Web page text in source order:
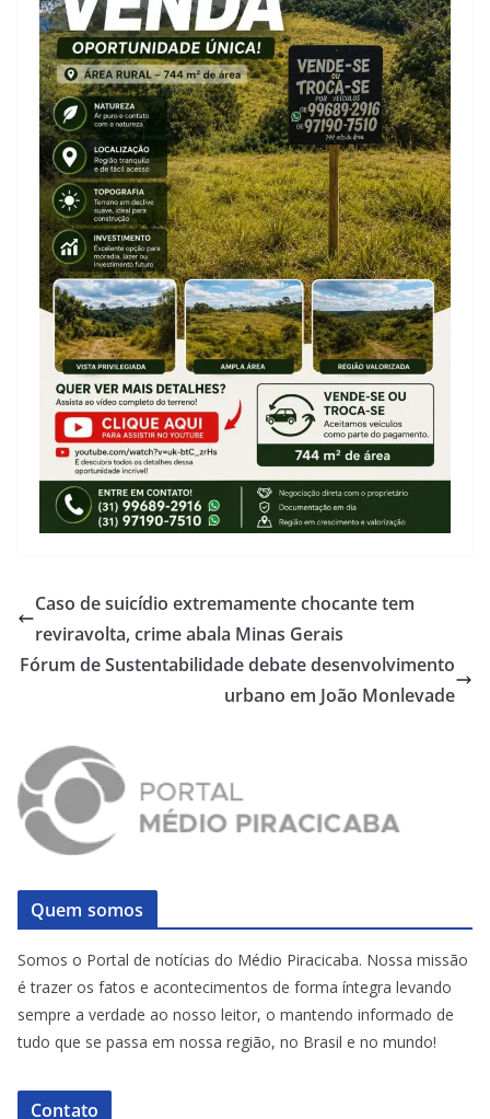
Caso de suicídio extremamente chocante tem
reviravolta, crime abala Minas Gerais
Fórum de Sustentabilidade debate desenvolvimento
urbano em João Monlevade
Quem somos
Somos o Portal de notícias do Médio Piracicaba. Nossa missão
é trazer os fatos e acontecimentos de forma íntegra levando
sempre a verdade ao nosso leitor, o mantendo informado de
tudo que se passa em nossa região, no Brasil e no mundo!
Contato